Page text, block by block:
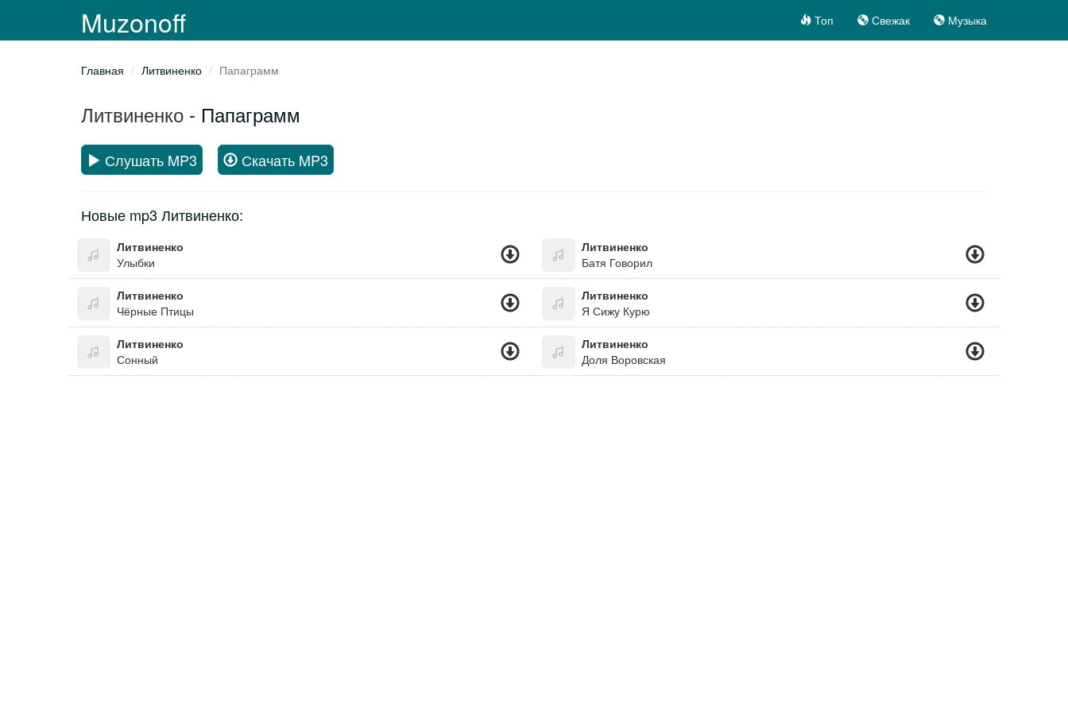
Muzonoff Топ Свежак Музыка
Главная Литвиненко Папаграмм
Литвиненко - Папаграмм
Слушать MP3 Скачать MP3
Новые mp3 Литвиненко:
Литвиненко
Улыбки
Литвиненко
Батя Говорил
Литвиненко
Чёрные Птицы
Литвиненко
Я Сижу Курю
Литвиненко
Сонный
Литвиненко
Доля Воровская